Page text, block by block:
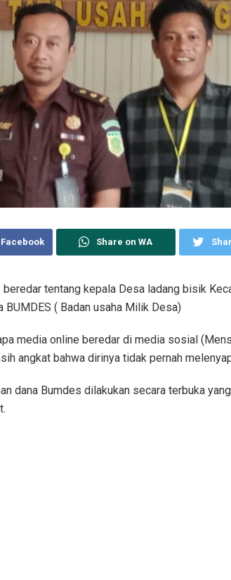
Share on WA
tentang kepala Desa ladang bisik
( Badan usaha Milik Desa)
media online beredar di media sosial
angkat bahwa dirinya tidak pernah
dana Bumdes dilakukan secara terbuka